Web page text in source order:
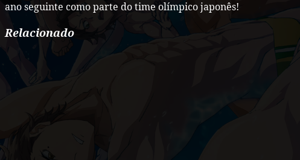
ano seguinte como parte do time olímpico japonês!
Relacionado